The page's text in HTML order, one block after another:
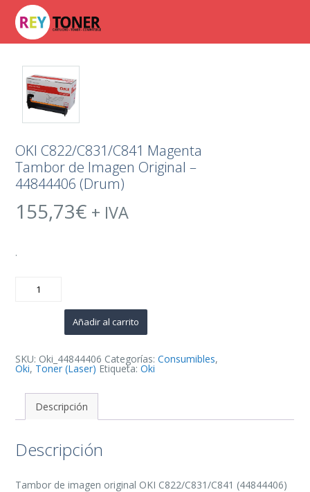
OKI C822/C831/C841 Magenta
Tambor de Imagen Original –
44844406 (Drum)
155,73€ + IVA
.
C822/C831/C841
44844406
(Drum)
cantidad
Añadir al carrito
SKU: Oki_44844406 Categorías:Consumibles,
Oki, Toner (Laser) Etiqueta:Oki
Descripción
Descripción
Tambor de imagen original OKI C822/C831/C841 (44844406)